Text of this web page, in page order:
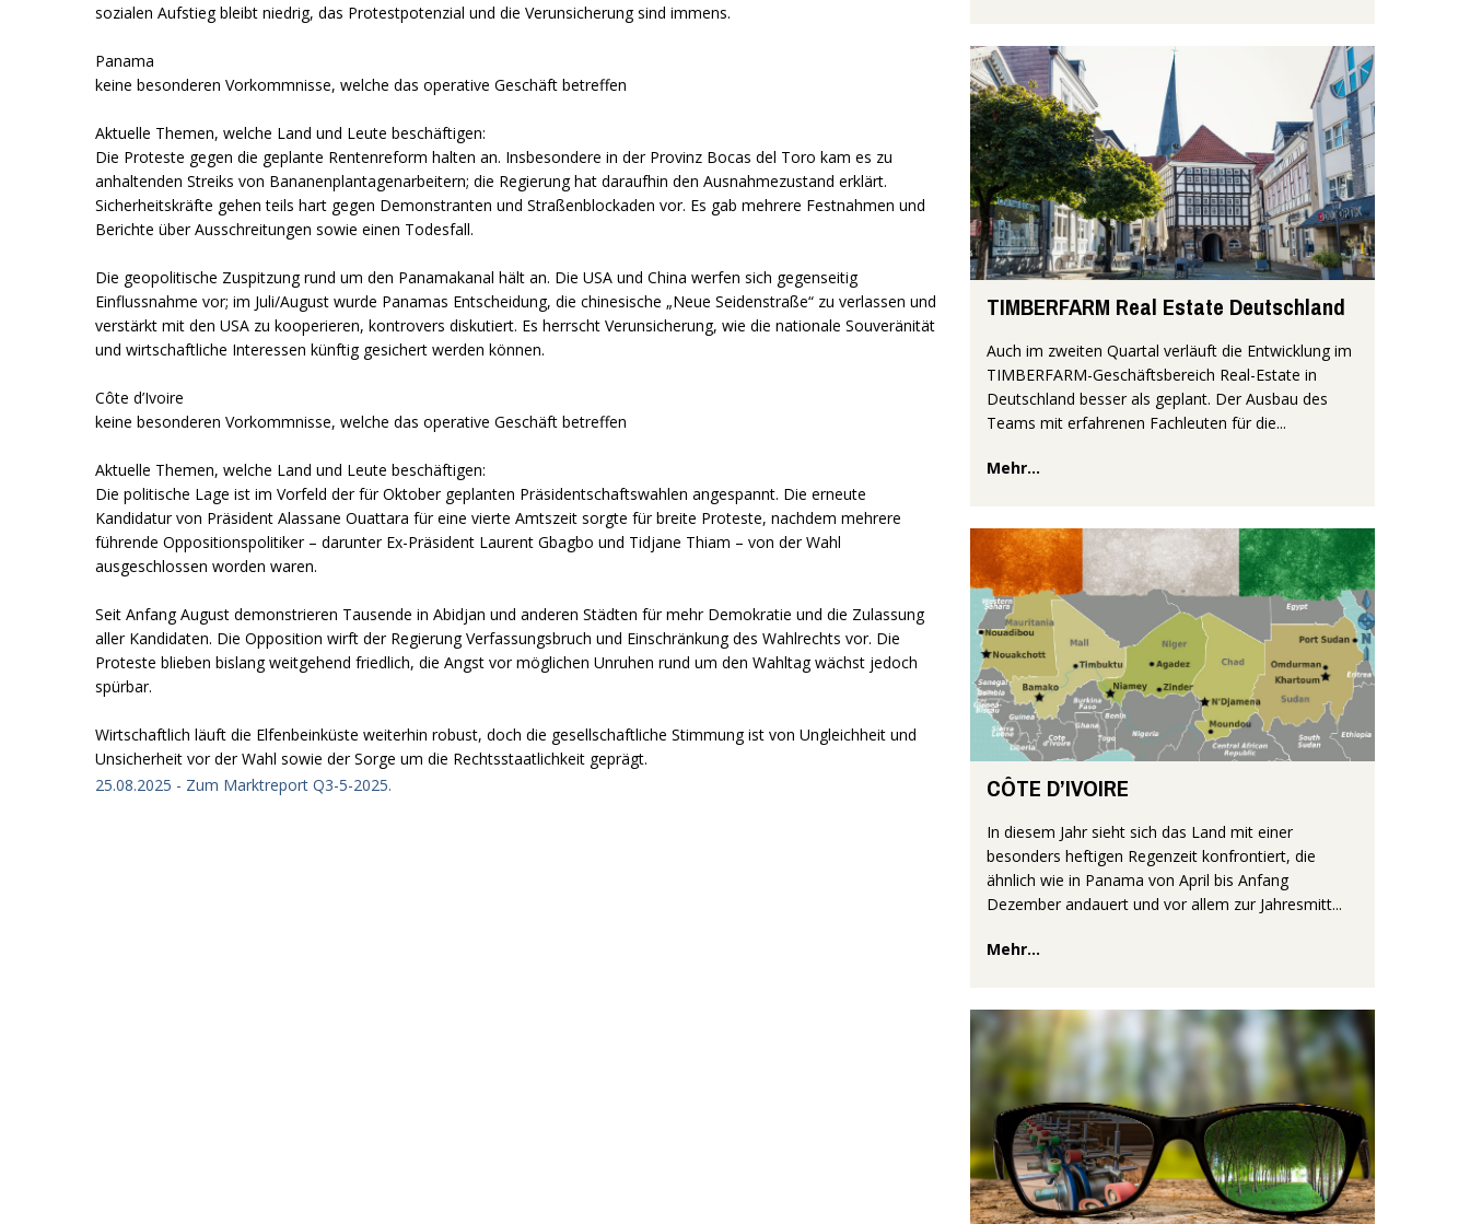
sozialen Aufstieg bleibt niedrig, das Protestpotenzial und die Verunsicherung sind immens.
Panama
keine besonderen Vorkommnisse, welche das operative Geschäft betreffen
Aktuelle Themen, welche Land und Leute beschäftigen:
Die Proteste gegen die geplante Rentenreform halten an. Insbesondere in der Provinz Bocas del Toro kam es zu
anhaltenden Streiks von Bananenplantagenarbeitern; die Regierung hat daraufhin den Ausnahmezustand erklärt.
Sicherheitskräfte gehen teils hart gegen Demonstranten und Straßenblockaden vor. Es gab mehrere Festnahmen und
Berichte über Ausschreitungen sowie einen Todesfall.
Die geopolitische Zuspitzung rund um den Panamakanal hält an. Die USA und China werfen sich gegenseitig
Einflussnahme vor; im Juli/August wurde Panamas Entscheidung, die chinesische „Neue Seidenstraße“ zu verlassen und
verstärkt mit den USA zu kooperieren, kontrovers diskutiert. Es herrscht Verunsicherung, wie die nationale Souveränität
und wirtschaftliche Interessen künftig gesichert werden können.
Côte d’Ivoire
keine besonderen Vorkommnisse, welche das operative Geschäft betreffen
Aktuelle Themen, welche Land und Leute beschäftigen:
Die politische Lage ist im Vorfeld der für Oktober geplanten Präsidentschaftswahlen angespannt. Die erneute
Kandidatur von Präsident Alassane Ouattara für eine vierte Amtszeit sorgte für breite Proteste, nachdem mehrere
führende Oppositionspolitiker – darunter Ex-Präsident Laurent Gbagbo und Tidjane Thiam – von der Wahl
ausgeschlossen worden waren.
Seit Anfang August demonstrieren Tausende in Abidjan und anderen Städten für mehr Demokratie und die Zulassung
aller Kandidaten. Die Opposition wirft der Regierung Verfassungsbruch und Einschränkung des Wahlrechts vor. Die
Proteste blieben bislang weitgehend friedlich, die Angst vor möglichen Unruhen rund um den Wahltag wächst jedoch
spürbar.
Wirtschaftlich läuft die Elfenbeinküste weiterhin robust, doch die gesellschaftliche Stimmung ist von Ungleichheit und
Unsicherheit vor der Wahl sowie der Sorge um die Rechtsstaatlichkeit geprägt.
25.08.2025 - Zum Marktreport Q3-5-2025.
TIMBERFARM Real Estate Deutschland
Auch im zweiten Quartal verläuft die Entwicklung im
TIMBERFARM-Geschäftsbereich Real-Estate in
Deutschland besser als geplant. Der Ausbau des
Teams mit erfahrenen Fachleuten für die...
Mehr...
CÔTE D’IVOIRE
In diesem Jahr sieht sich das Land mit einer
besonders heftigen Regenzeit konfrontiert, die
ähnlich wie in Panama von April bis Anfang
Dezember andauert und vor allem zur Jahresmitt...
Mehr...